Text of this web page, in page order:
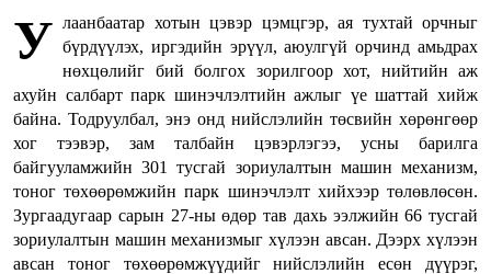
У лаанбаатар хотын цэвэр цэмцгэр, ая тухтай орчныг
бүрдүүлэх, иргэдийн эрүүл, аюулгүй орчинд амьдрах
нөхцөлийг бий болгох зорилгоор хот, нийтийн аж
ахуйн салбарт парк шинэчлэлтийн ажлыг үе шаттай хийж
байна. Тодруулбал, энэ онд нийслэлийн төсвийн хөрөнгөөр
хог тээвэр, зам талбайн цэвэрлэгээ, усны барилга
байгууламжийн 301 тусгай зориулалтын машин механизм,
тоног төхөөрөмжийн парк шинэчлэлт хийхээр төлөвлөсөн.
Зургаадугаар сарын 27-ны өдөр тав дахь ээлжийн 66 тусгай
зориулалтын машин механизмыг хүлээн авсан. Дээрх хүлээн
авсан тоног төхөөрөмжүүдийг нийслэлийн есөн дүүрэг,